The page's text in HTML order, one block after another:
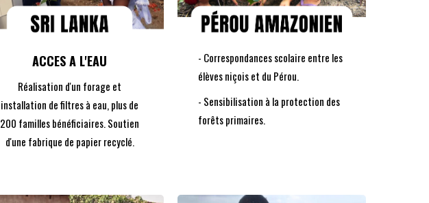
ACCES A L'EAU
Réalisation d'un forage et
installation de filtres à eau, plus de
200 familles bénéficiaires. Soutien
d'une fabrique de papier recyclé.
DÉCOUVREZ
LE PROJET
- Correspondances scolaire entre les
élèves niçois et du Pérou.
- Sensibilisation à la protection des
forêts primaires.
DÉCOUVREZ
LE PROJET